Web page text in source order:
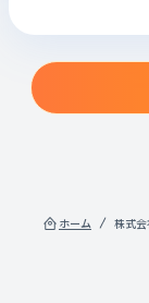
ホーム 株式